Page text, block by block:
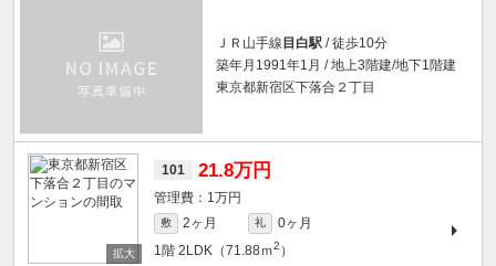
ＪＲ山手線 目白駅 / 徒歩10分
築年月1991年1月 / 地上3階建/地下1階建
東京都新宿区下落合２丁目
101 21.8万円
1万円
敷 2ヶ月 礼
0ヶ月
1階 2LDK（71.88ｍ2 ）